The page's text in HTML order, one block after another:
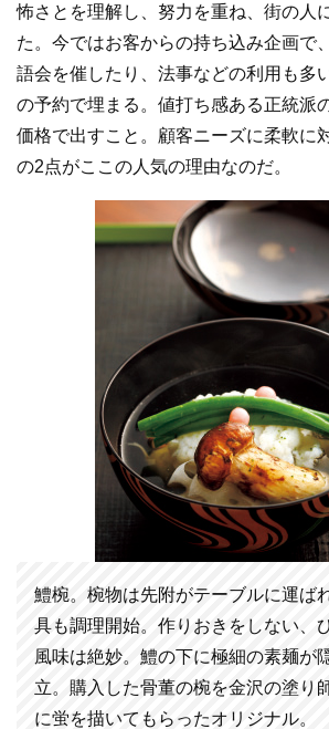
怖さとを理解し、努力を重ね、街の人
た。今ではお客からの持ち込み企画で
語会を催したり、法事などの利用も多
の予約で埋まる。値打ち感ある正統派
価格で出すこと。顧客ニーズに柔軟に
の2点がここの人気の理由なのだ。
鱧椀。椀物は先附がテーブルに運ば
具も調理開始。作りおきをしない、
風味は絶妙。鱧の下に極細の素麺が
立。購入した骨董の椀を金沢の塗り
に蛍を描いてもらったオリジナル。